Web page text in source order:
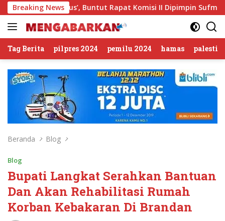
Langsung
ke
konten
Breaking News
Sirkus’, Buntut Rapat Komisi II Dipimpin Sufmi Dasco Ahmad
Tag Berita pilpres 2024 pemilu 2024 hamas
Beranda Blog
Blog
Bupati Langkat Serahkan Bantuan
Dan Akan Rehabilitasi Rumah
Korban Kebakaran Di Brandan